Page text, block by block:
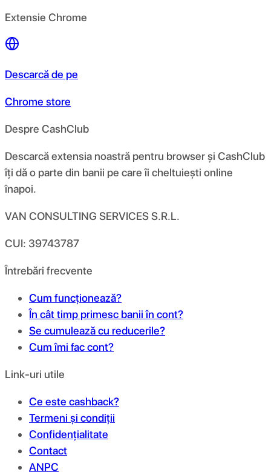
Extensie Chrome
Descarcă de pe
Chrome store
Despre CashClub
Descarcă extensia noastră pentru browser și CashClub
îți dă o parte din banii pe care îi cheltuiești online
înapoi.
VAN CONSULTING SERVICES S.R.L.
CUI: 39743787
Întrebări frecvente
Cum funcționează?
În cât timp primesc banii în cont?
Se cumulează cu reducerile?
Cum îmi fac cont?
Link-uri utile
Ce este cashback?
Termeni și condiții
Confidențialitate
Contact
ANPC